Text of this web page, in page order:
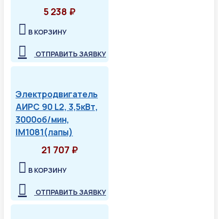
5 238 ₽
В КОРЗИНУ
ОТПРАВИТЬ ЗАЯВКУ
Электродвигатель
АИРС 90 L2, 3,5кВт,
3000об/мин,
IM1081(лапы)
21 707 ₽
В КОРЗИНУ
ОТПРАВИТЬ ЗАЯВКУ